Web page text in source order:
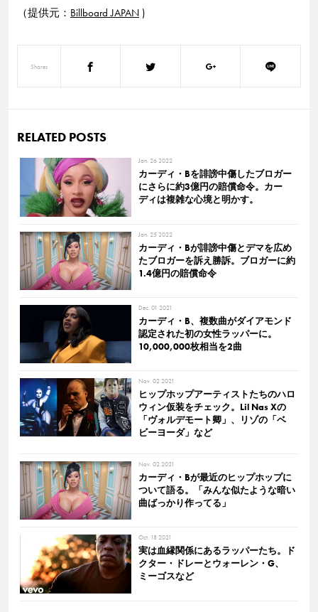
（提供元： Billboard JAPAN )
Shares
RELATED POSTS
Jan. 26 2022
カーディ・Bを誹謗中傷したブロガー
にさらに約3億円の賠償命令。カー
ディは複雑な心境と明かす。
Jan. 25 2022
カーディ・Bが誹謗中傷とデマを広め
たブロガーを訴え勝訴。ブロガーに約
1.4億円の賠償命令
Dec. 01 2021
カーディ・B、複数曲がダイアモンド
認定された初の女性ラッパーに。
10,000,000枚相当を2曲
Nov. 02 2021
ヒップホップアーティストたちのハロ
ウィン仮装をチェック。Lil Nas Xの
「ヴォルデモート卿」、リゾの「ベ
ビーヨーダ」など
Nov. 02 2021
カーディ・Bが最近のヒップホップに
ついて語る。「みんな似たような暗い
曲ばっかり作ってる」
Oct. 18 2021
実は血縁関係にあるラッパーたち。ド
クター・ドレーとウォーレン・G、
ミーゴスなど